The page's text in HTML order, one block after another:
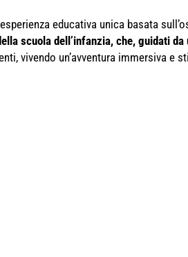
educativa unica basata
scuola dell’infanzia, che, guidati da
vivendo un’avventura immersiva e